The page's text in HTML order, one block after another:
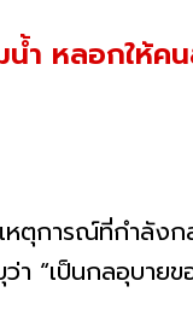
ำ หลอกให้
หตุการณ์ที่กำลั
“เป็นกลอุบายข